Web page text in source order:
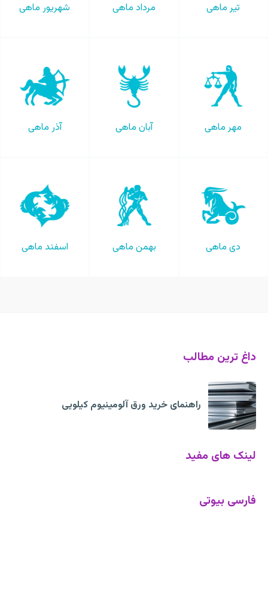
تیر ماهی مرداد ماهی شهریور ماهی
مهر ماهی آبان ماهی آذر ماهی
دی ماهی بهمن ماهی اسفند ماهی
داغ ترین مطالب
راهنمای خرید ورق آلومینیوم کیلویی
لینک های مفید
فارسی بیوتی